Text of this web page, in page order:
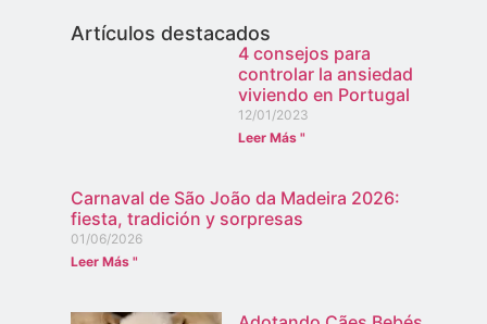
Artículos destacados
4 consejos para
controlar la ansiedad
viviendo en Portugal
12/01/2023
Leer Más "
Carnaval de São João da Madeira 2026:
fiesta, tradición y sorpresas
01/06/2026
Leer Más "